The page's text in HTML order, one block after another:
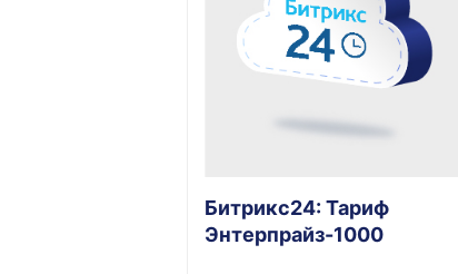
Битрикс24: Тариф
Энтерпрайз-1000